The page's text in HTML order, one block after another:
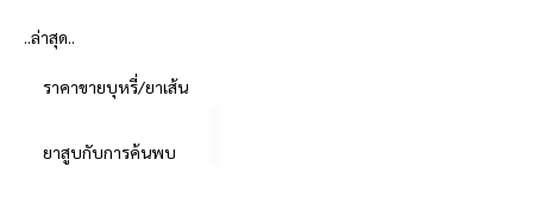
..ล่าสุด..
ราคาขายบุหรี่/ยาเส้น
ยาสูบกับการค้นพบ